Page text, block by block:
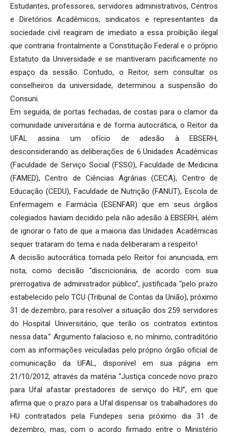
Estudantes, professores, servidores administrativos, Centros
e Diretórios Acadêmicos, sindicatos e representantes da
sociedade civil reagiram de imediato a essa proibição ilegal
que contraria frontalmente a Constituição Federal e o próprio
Estatuto da Universidade e se mantiveram pacificamente no
espaço da sessão. Contudo, o Reitor, sem consultar os
conselheiros da universidade, determinou a suspensão do
Consuni.
Em seguida, de portas fechadas, de costas para o clamor da
comunidade universitária e de forma autocrática, o Reitor da
UFAL assina um ofício de adesão à EBSERH,
desconsiderando as deliberações de 6 Unidades Acadêmicas
(Faculdade de Serviço Social (FSSO), Faculdade de Medicina
(FAMED), Centro de Ciências Agrárias (CECA), Centro de
Educação (CEDU), Faculdade de Nutrição (FANUT), Escola de
Enfermagem e Farmácia (ESENFAR) que em seus órgãos
colegiados haviam decidido pela não adesão à EBSERH, além
de ignorar o fato de que a maioria das Unidades Acadêmicas
sequer trataram do tema e nada deliberaram a respeito!
A decisão autocrática tomada pelo Reitor foi anunciada, em
nota, como decisão “discricionária, de acordo com sua
prerrogativa de administrador público”, justificada “pelo prazo
estabelecido pelo TCU (Tribunal de Contas da União), próximo
31 de dezembro, para resolver a situação dos 259 servidores
do Hospital Universitário, que terão os contratos extintos
nessa data.” Argumento falacioso e, no mínimo, contraditório
com as informações veiculadas pelo próprio órgão oficial de
comunicação da UFAL, disponível em sua página em
21/10/2012, através da matéria “Justiça concede novo prazo
para Ufal afastar prestadores de serviço do HU”, em que
afirma que o prazo para a Ufal dispensar os trabalhadores do
HU contratados pela Fundepes seria próximo dia 31 de
dezembro, mas, com o acordo firmado entre o Ministério